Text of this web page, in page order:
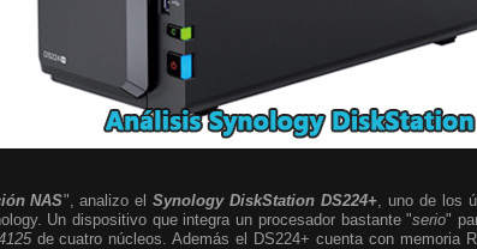
NAS", analizo elSynology DiskStation DS224+, uno de los
Un dispositivo que integra un procesador bastante "serio"
de cuatro núcleos. Además el DS224+ cuenta con memoria